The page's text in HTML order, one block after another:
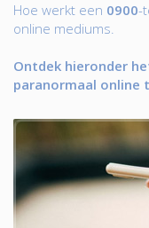
Hoe werkt een 0900-
online mediums.
Ontdek hieronder
paranormaal online